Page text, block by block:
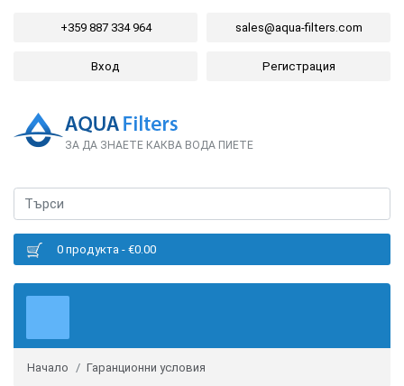
+359 887 334 964 sales@aqua-filters.com
Вход Регистрация
ЗА ДА ЗНАЕТЕ КАКВА ВОДА ПИЕТЕ
0 продукта - €0.00
Начало Гаранционни условия